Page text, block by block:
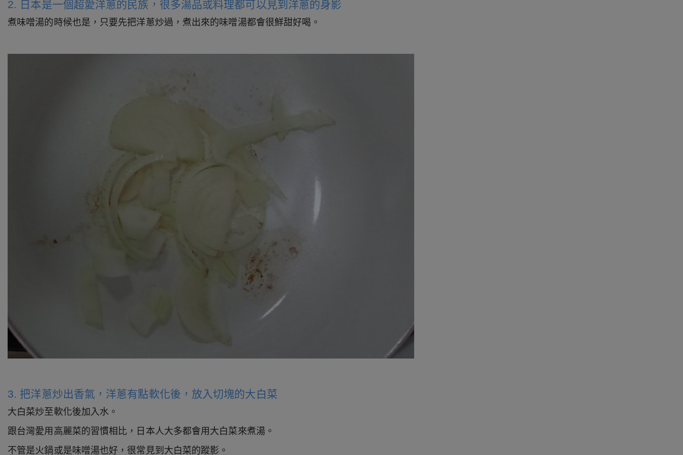
2. 日本是一個超愛洋蔥的民族，很多湯品或料理都可以見到洋蔥的身影
煮味噌湯的時候也是，只要先把洋蔥炒過，煮出來的味噌湯都會很鮮甜好喝。
3. 把洋蔥炒出香氣，洋蔥有點軟化後，放入切塊的大白菜
大白菜炒至軟化後加入水。
跟台灣愛用高麗菜的習慣相比，日本人大多都會用大白菜來煮湯。
不管是火鍋或是味噌湯也好，很常見到大白菜的蹤影。